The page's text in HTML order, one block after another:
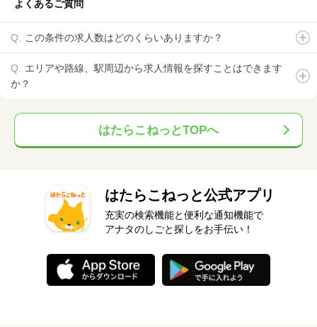
よくあるご質問
この条件の求人数はどのくらいありますか？
エリアや路線、駅周辺から求人情報を探すことはできます
か？
はたらこねっとTOPへ
はたらこねっと公式アプリ
充実の検索機能と便利な通知機能で
アナタのしごと探しをお手伝い！